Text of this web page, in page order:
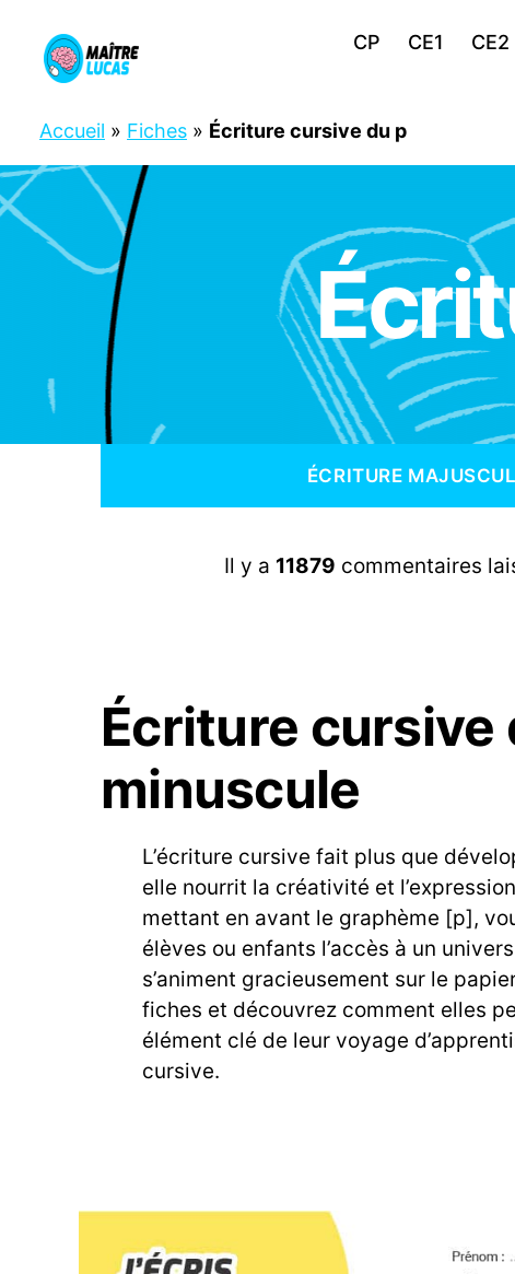
CP CE1 CE2
Accueil » Fiches » Écriture cursive du p
Catégories
S
ÉCRITURE
Il y a 11879 commentaires
Écriture cursive
minuscule
L’écriture cursive fait plus que
elle nourrit la créativité et
mettant en avant le graphème [p],
élèves ou enfants l’accès à un
s’animent gracieusement sur le
fiches et découvrez comment elles
élément clé de leur voyage
cursive.